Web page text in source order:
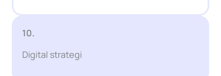
10.
Digital strategi